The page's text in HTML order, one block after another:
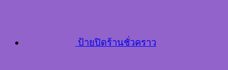
ป้ายปิดร้านชั่วคราว